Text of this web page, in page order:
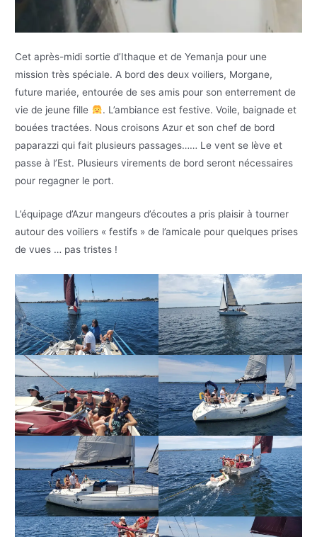
Cet après-midi sortie d’Ithaque et de Yemanja pour une
mission très spéciale. A bord des deux voiliers, Morgane,
future mariée, entourée de ses amis pour son enterrement de
vie de jeune fille
. L’ambiance est festive. Voile, baignade et
bouées tractées. Nous croisons Azur et son chef de bord
paparazzi qui fait plusieurs passages…… Le vent se lève et
passe à l’Est. Plusieurs virements de bord seront nécessaires
pour regagner le port.
L’équipage d’Azur mangeurs d’écoutes a pris plaisir à tourner
autour des voiliers « festifs » de l’amicale pour quelques prises
de vues … pas tristes !